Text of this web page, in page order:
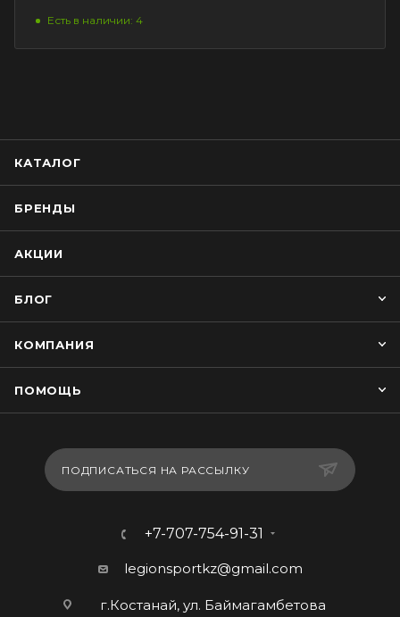
Есть в наличии: 4
КАТАЛОГ
БРЕНДЫ
АКЦИИ
БЛОГ
КОМПАНИЯ
ПОМОЩЬ
ПОДПИСАТЬСЯ НА РАССЫЛКУ
+7-707-754-91-31
legionsportkz@gmail.com
г.Костанай, ул. Баймагамбетова